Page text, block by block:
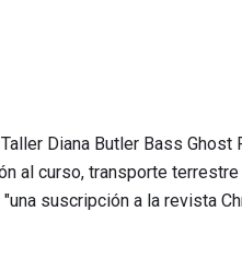
Diana Butler Bass
al curso, transporte
suscripción a la revista